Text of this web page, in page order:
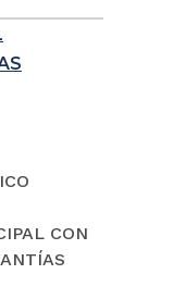
CON